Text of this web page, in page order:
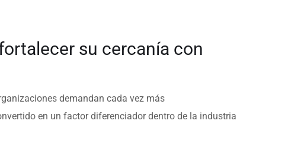
su cercanía con
demandan cada vez más
en un factor diferenciador dentro de la industria